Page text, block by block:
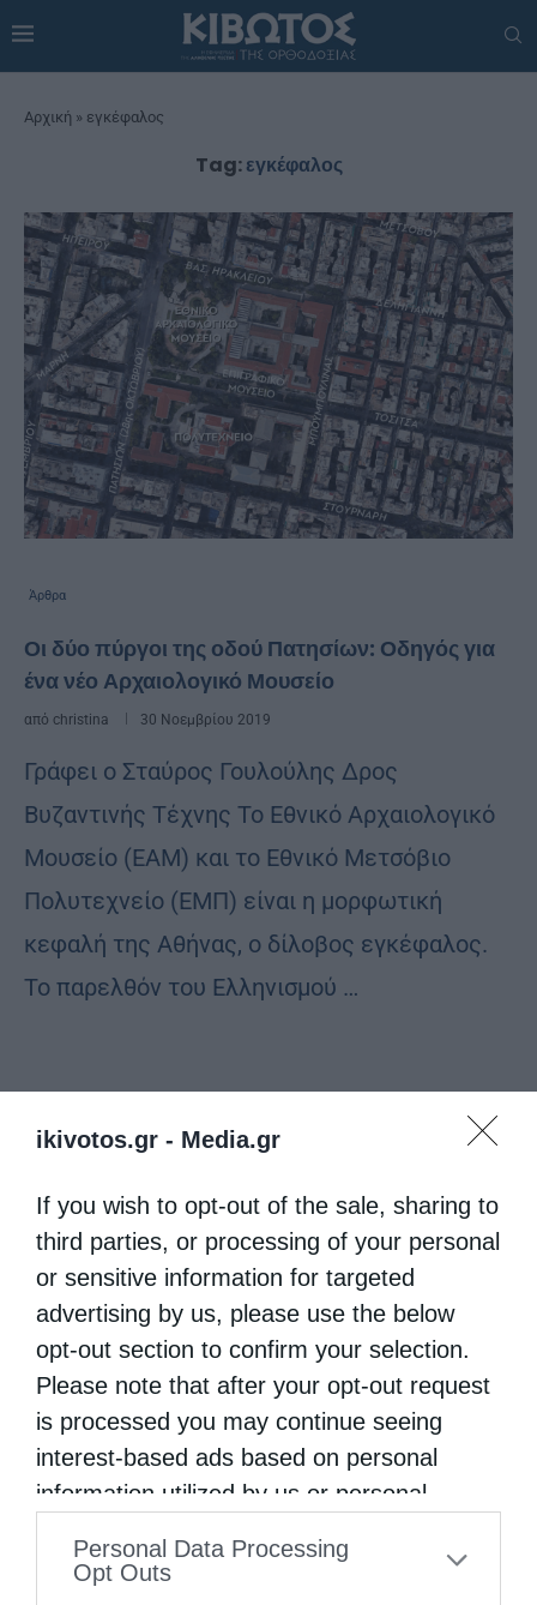
ikivotos.gr - Media.gr
If you wish to opt-out of the sale, sharing to
third parties, or processing of your personal
or sensitive information for targeted
advertising by us, please use the below
opt-out section to confirm your selection.
Please note that after your opt-out request
is processed you may continue seeing
interest-based ads based on personal
information utilized by us or personal
to your opt-out. You may separately opt-out
Personal Data Processing
Opt Outs
Αρχική » εγκέφαλος
Tag:εγκέφαλος
Άρθρα
Οι δύο πύργοι της οδού Πατησίων: Οδηγός για
ένα νέο Αρχαιολογικό Μουσείο
από christina 30 Νοεμβρίου 2019
Γράφει ο Σταύρος Γουλούλης Δρος
Βυζαντινής Τέχνης Το Εθνικό Αρχαιολογικό
Μουσείο (ΕΑΜ) και το Εθνικό Μετσόβιο
Πολυτεχνείο (ΕΜΠ) είναι η μορφωτική
κεφαλή της Αθήνας, ο δίλοβος εγκέφαλος.
Το παρελθόν του Ελληνισμού …